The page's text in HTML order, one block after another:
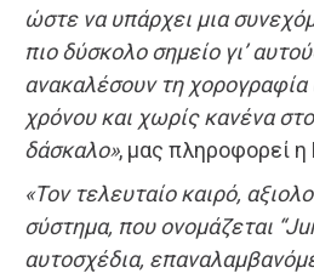
ώστε να υπάρχει μια
πιο δύσκολο σημείο γι’
ανακαλέσουν τη χορογραφία
χρόνου και χωρίς κανένα
δάσκαλο», μας πληροφορεί η
«Τον τελευταίο καιρό,
σύστημα, που ονομάζεται
αυτοσχέδια,